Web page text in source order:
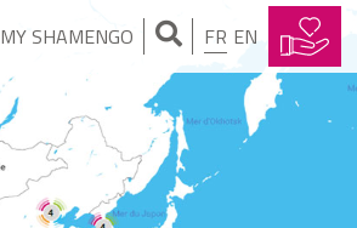
MY SHAMENGO FR EN